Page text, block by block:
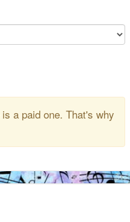
a paid one. That's why